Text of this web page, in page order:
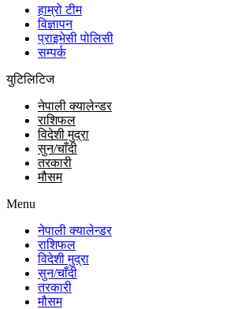
हाम्रो टीम
विज्ञापन
प्राइभेसी पोलिसी
सम्पर्क
युटिलिटिज
नेपाली क्यालेन्डर
राशिफल
विदेशी मुद्रा
सुन/चाँदी
तरकारी
मौसम
Menu
नेपाली क्यालेन्डर
राशिफल
विदेशी मुद्रा
सुन/चाँदी
तरकारी
मौसम